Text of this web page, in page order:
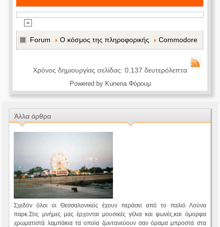
Forum Ο κόσμος της πληροφορικής Commodore
Χρόνος δημιουργίας σελίδας: 0.137 δευτερόλεπτα
Powered by Kunena Φόρουμ
Άλλα άρθρα
Σχεδόν όλοι οι Θεσσαλονικείς έχουν περάσει από το παλιό Λούνα
παρκ.Στις μνήμες μας έρχονται μουσικές γέλια και φωνές,και όμορφα
χρωματιστά λαμπάκια τα οποία ζωντανεύουν σαν όραμα μπροστά στα